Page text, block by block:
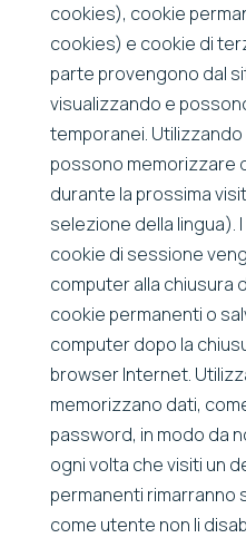
cookies), cookie
cookies) e cookie di
parte provengono dal
visualizzando e
temporanei.
possono memorizzare
durante la prossima
selezione della lingua).
cookie di sessione
computer alla chiusura
cookie permanenti o
computer dopo la
browser Internet.
memorizzano dati,
password, in modo da
ogni volta che visiti un
permanenti rimarranno
come utente non li